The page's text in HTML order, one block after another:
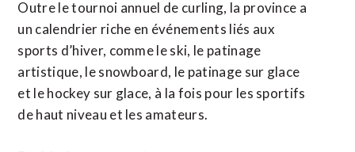
Outre le tournoi annuel de curling, la province a
un calendrier riche en événements liés aux
sports d’hiver, comme le ski, le patinage
artistique, le snowboard, le patinage sur glace
et le hockey sur glace, à la fois pour les sportifs
de haut niveau et les amateurs.